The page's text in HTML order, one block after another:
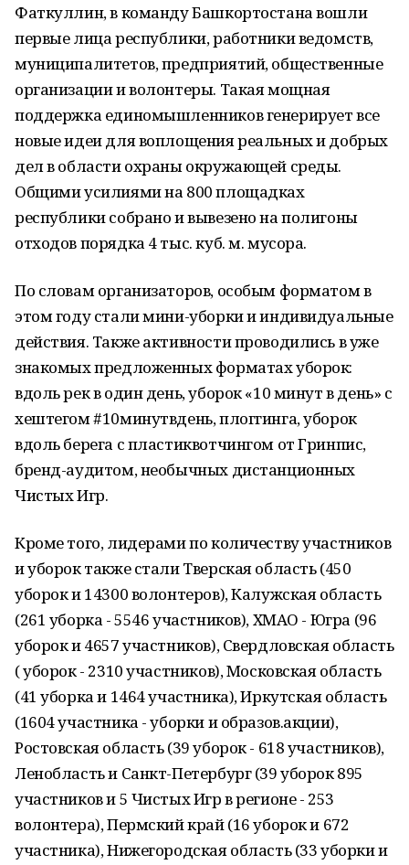
Фаткуллин, в команду Башкортостана вошли
первые лица республики, работники ведомств,
муниципалитетов, предприятий, общественные
организации и волонтеры. Такая мощная
поддержка единомышленников генерирует все
новые идеи для воплощения реальных и добрых
дел в области охраны окружающей среды.
Общими усилиями на 800 площадках
республики собрано и вывезено на полигоны
отходов порядка 4 тыс. куб. м. мусора.
По словам организаторов, особым форматом в
этом году стали мини-уборки и индивидуальные
действия. Также активности проводились в уже
знакомых предложенных форматах уборок:
вдоль рек в один день, уборок «10 минут в день» с
хештегом #10минутвдень, плоггинга, уборок
вдоль берега с пластиквотчингом от Гринпис,
бренд-аудитом, необычных дистанционных
Чистых Игр.
Кроме того, лидерами по количеству участников
и уборок также стали Тверская область (450
уборок и 14300 волонтеров), Калужская область
(261 уборка - 5546 участников), ХМАО - Югра (96
уборок и 4657 участников), Свердловская область
( уборок - 2310 участников), Московская область
(41 уборка и 1464 участника), Иркутская область
(1604 участника - уборки и образов.акции),
Ростовская область (39 уборок - 618 участников),
Ленобласть и Санкт-Петербург (39 уборок 895
участников и 5 Чистых Игр в регионе - 253
волонтера), Пермский край (16 уборок и 672
участника), Нижегородская область (33 уборки и